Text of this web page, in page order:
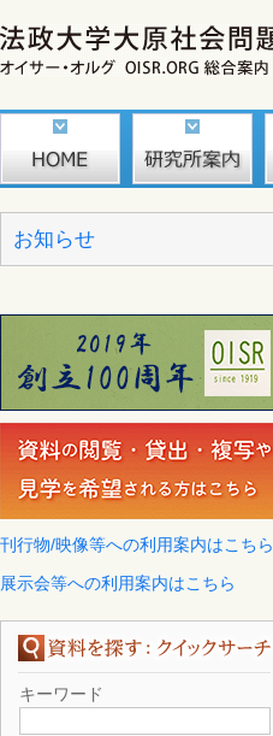
お知らせ
刊行物/映像等への利用案内はこちら
展示会等への利用案内はこちら
キーワード